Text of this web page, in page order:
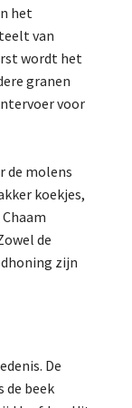
het
van
wordt het
granen
voor
de molens
koekjes,
de
zijn
De
de beek